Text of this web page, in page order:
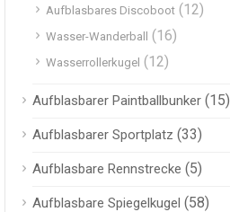
Aufblasbares Discoboot (12)
Wasser-Wanderball (16)
Wasserrollerkugel (12)
Aufblasbarer Paintballbunker (15)
Aufblasbarer Sportplatz (33)
Aufblasbare Rennstrecke (5)
Aufblasbare Spiegelkugel (58)